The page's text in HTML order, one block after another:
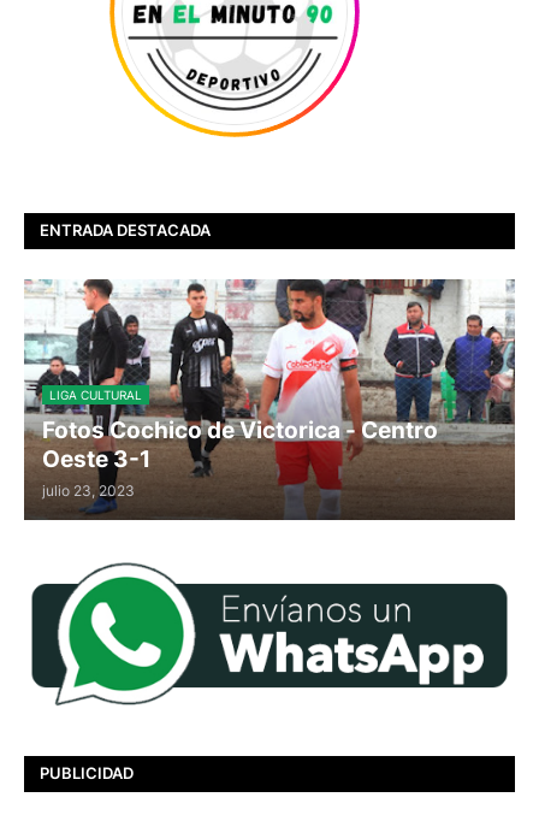
ENTRADA DESTACADA
LIGA CULTURAL
Fotos Cochico de Victorica - Centro
Oeste 3-1
julio 23, 2023
PUBLICIDAD